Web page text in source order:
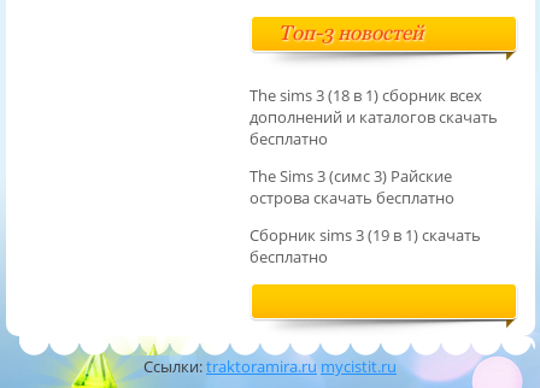
Топ-3 новостей
The sims 3 (18 в 1) сборник всех
дополнений и каталогов скачать
бесплатно
The Sims 3 (симс 3) Райские
острова скачать бесплатно
Сборник sims 3 (19 в 1) скачать
бесплатно
Ссылки:traktoramira.ru mycistit.ru